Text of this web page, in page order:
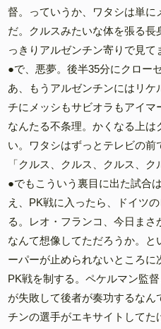
督。っていうか、ワタシは単
だ。クルスみたいな体を張る
っきりアルゼンチン寄りで見て
●で、悪夢。後半35分にクロー
あ、もうアルゼンチンにはリ
チにメッシもサビオラもアイマ
なんたる不条理。かくなる上
い。ワタシはずっとテレビの前
「クルス、クルス、クルス、
●でもこういう裏目に出た試合
え、PK戦に入ったら、ドイツ
る。レオ・フランコ、今日ま
なんて想像してただろうか。
ーパーが止められないところ
PK戦を制する。ペケルマン監
が失敗して後者が奏功するな
チンの選手がエキサイトしてた